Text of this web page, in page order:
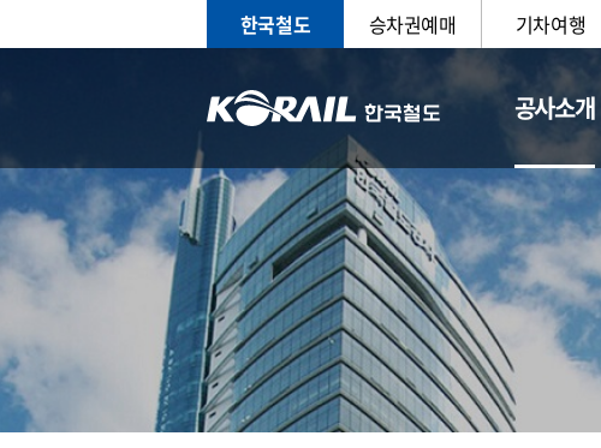
한국철도 승차권예매 기차여행
공사소개
CEO 일반현황